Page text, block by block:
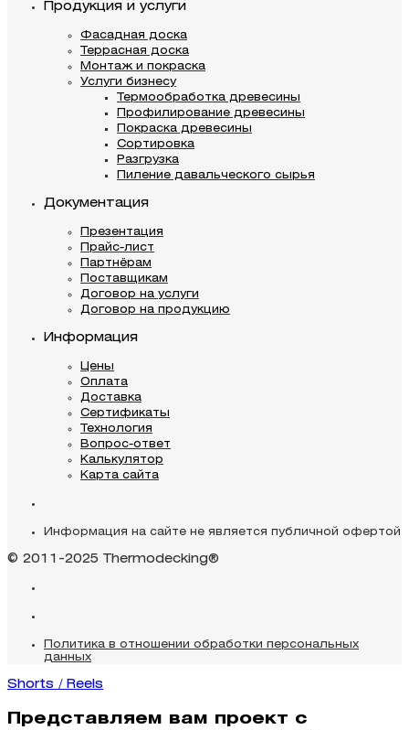
Продукция и услуги
Фасадная доска
Террасная доска
Монтаж и покраска
Услуги бизнесу
Термообработка древесины
Профилирование древесины
Покраска древесины
Сортировка
Разгрузка
Пиление давальческого сырья
Документация
Презентация
Прайс-лист
Партнёрам
Поставщикам
Договор на услуги
Договор на продукцию
Информация
Цены
Оплата
Доставка
Сертификаты
Технология
Вопрос-ответ
Калькулятор
Карта сайта
Информация на сайте не является публичной офертой
© 2011-2025 Thermodecking®
Политика в отношении обработки персональных
данных
Shorts / Reels
Представляем вам проект с